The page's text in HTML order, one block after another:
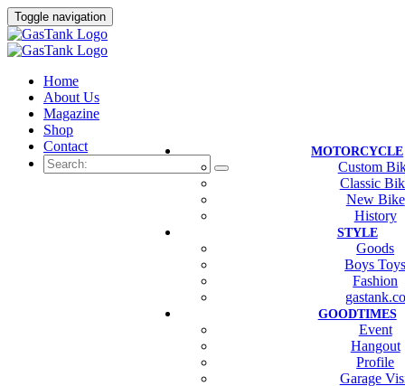
Toggle navigation
Home
About Us
Magazine
Shop
Contact
MOTORCYCLE
Custom
Classic
New Bike
History
STYLE
Goods
Boys
Fashion
gastank.co
GOODTIMES
Event
Hangout
Profile
Garage